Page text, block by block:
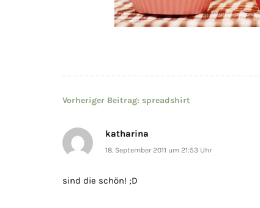
Beitragsnavigation
Vorheriger Beitrag: spreadshirt
katharina
18. September 2011 um 21:53 Uhr
sind die schön! ;D